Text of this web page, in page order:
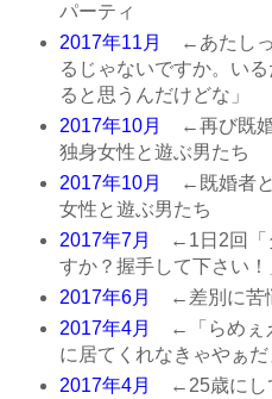
パーティ
2017年11月
←あたしっ
るじゃないですか。い
ると思うんだけどな」
2017年10月
←再び既婚
独身女性と遊ぶ男たち
2017年10月
←既婚者と
女性と遊ぶ男たち
2017年7月
←1日2回「
すか？握手して下さい！
2017年6月
←差別に苦
2017年4月
←「らめぇ
に居てくれなきゃやぁだ
2017年4月
←25歳にし